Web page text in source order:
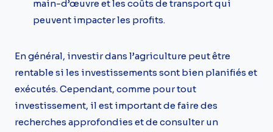
main-d’œuvre et les coûts de transport qui
peuvent impacter les profits.
En général, investir dans l’agriculture peut être
rentable si les investissements sont bien planifiés et
exécutés. Cependant, comme pour tout
investissement, il est important de faire des
recherches approfondies et de consulter un